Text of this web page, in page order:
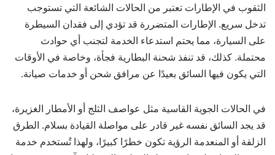
الثقوب في الإطارات تعتبر من الحالات الشائعة التي تستوجب
تدخل سريع. الإطارات المتضررة قد تؤدي إلى فقدان السيطرة
على السيارة، مما يحتم استدعاء الخدمة لتجنب أي حوادث
محتملة. كذلك، قد تنفذ شحنة البطارية فجأة، وخاصة في الأوقات
التي يكون فيها السائق بعيدًا عن مرافق شحن أو خدمات صيانة.
في الحالات الجوية القاسية مثل عواصف الثلج أو الأمطار الغزيرة،
قد يجد السائق نفسه غير قادر على مواصلة القيادة بسلام. الطرق
الزلقة أو المنعدمة الرؤية تكون خطرًا كبيرًا، ولهذا تُستخدم خدمة